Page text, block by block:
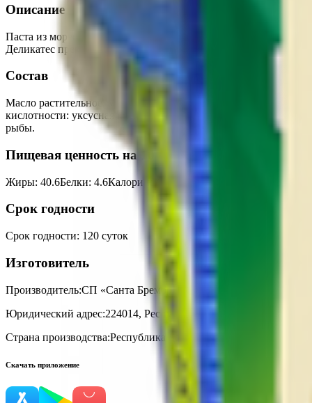
Описание
Паста из морепродуктов «Антарктик Криль» «Классический»
Деликатес прекрасно подходит для приготовления бутербродов
Состав
Масло растительное, мясо антарктического криля* вареное,
кислотности: уксусная кислота ледяная, молочная, яблочная,
рыбы.
Пищевая ценность на 100г
Жиры: 40.6Белки: 4.6Калории Углеводы
Срок годности
Срок годности: 120 суток
Изготовитель
Производитель:СП «Санта Бремор» ООО
Юридический адрес:224014, Республика Беларусь, г. Брест,
Страна производства:Республика Беларусь
Скачать приложение